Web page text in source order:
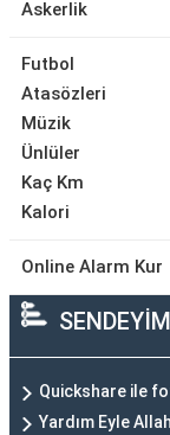
Askerlik
Futbol
Atasözleri
Müzik
Ünlüler
Kaç Km
Kalori
Online Alarm Kur
SENDEYİM
Quickshare ile
Yardım Eyle